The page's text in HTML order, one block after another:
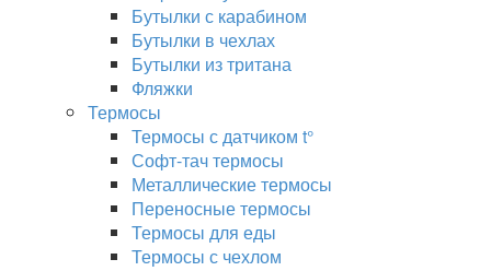
Бутылки с карабином
Бутылки в чехлах
Бутылки из тритана
Фляжки
Термосы
Термосы с датчиком t°
Софт-тач термосы
Металлические термосы
Переносные термосы
Термосы для еды
Термосы с чехлом